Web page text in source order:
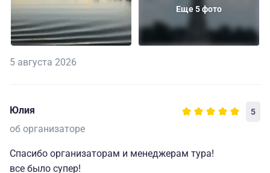
Еще 5 фото
5 августа 2026
Юлия 5
об организаторе
Спасибо организаторам и менеджерам тура!
все было супер!